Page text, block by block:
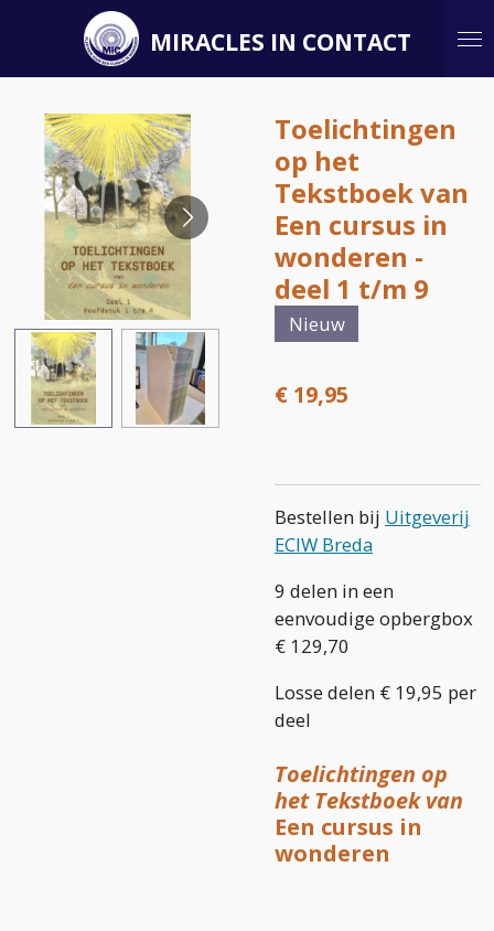
naar
hoofdinhoud
MIRACLES IN CONTACT
Toelichtingen
op het
Tekstboek van
Een cursus in
wonderen -
deel 1 t/m 9
Nieuw
€ 19,95
Bestellen bij Uitgeverij
ECIW Breda
9 delen in een
eenvoudige opbergbox
€ 129,70
Losse delen € 19,95 per
deel
Toelichtingen op
het Tekstboek van
Een cursus in
wonderen